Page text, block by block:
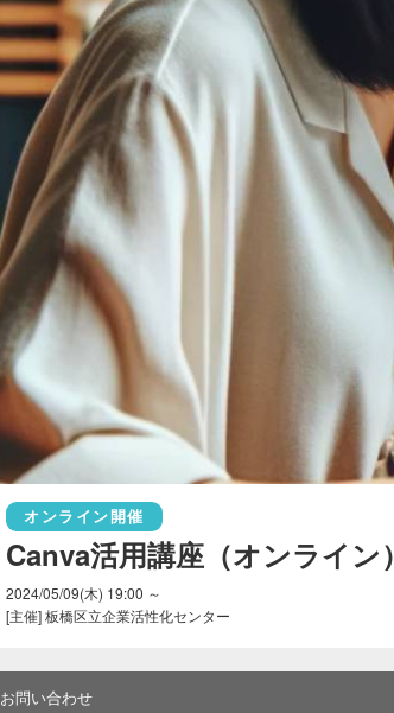
オンライン開催
Canva活用講座（オンライン）
2024/05/09(木) 19:00 ～
[主催] 板橋区立企業活性化センター
お問い合わせ